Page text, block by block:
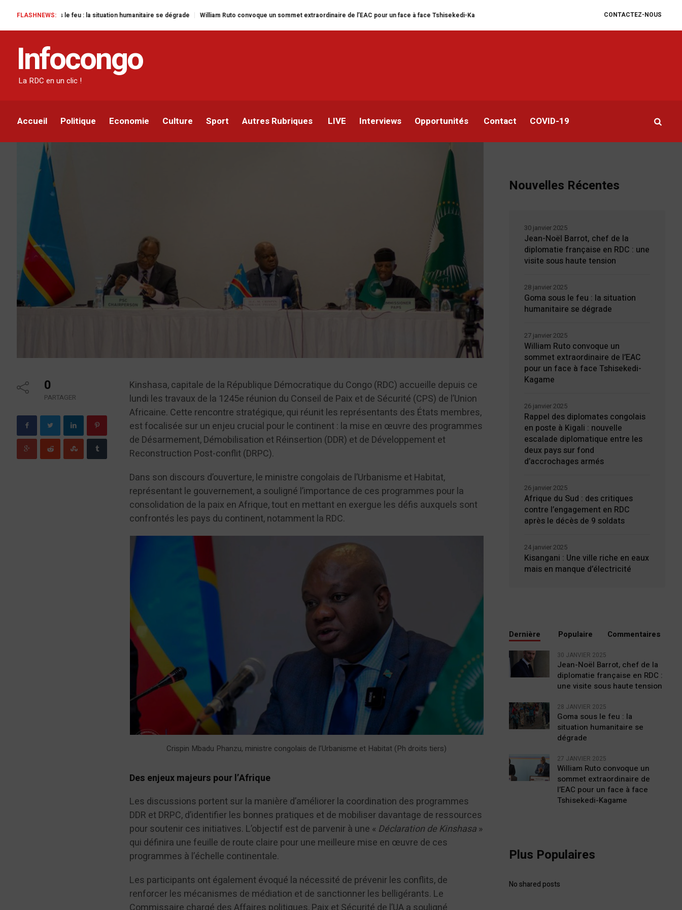
CONTACTEZ-NOUS
FLASHNEWS:
le feu : la situation humanitaire se dégrade William Ruto convoque un sommet extraordinaire de l’EAC pour un face à face Tshisekedi-Kagame Rappel des diplomates congolais en poste à Kigali : nouvelle escalade
Infocongo
La RDC en un clic !
Accueil Politique Economie Culture Sport Autres Rubriques LIVE Interviews Opportunités Contact COVID-19
Kinshasa accueille le CPS de l’UA pour discuter des
défis du DDR et du DRPC en Afrique
0
PARTAGER
Kinshasa, capitale de la République Démocratique du Congo (RDC) accueille depuis ce
lundi les travaux de la 1245e réunion du Conseil de Paix et de Sécurité (CPS) de l’Union
Africaine. Cette rencontre stratégique, qui réunit les représentants des États membres,
est focalisée sur un enjeu crucial pour le continent : la mise en œuvre des programmes
de Désarmement, Démobilisation et Réinsertion (DDR) et de Développement et
Reconstruction Post-conflit (DRPC).
Dans son discours d’ouverture, le ministre congolais de l’Urbanisme et Habitat,
représentant le gouvernement, a souligné l’importance de ces programmes pour la
consolidation de la paix en Afrique, tout en mettant en exergue les défis auxquels sont
confrontés les pays du continent, notamment la RDC.
Crispin Mbadu Phanzu, ministre congolais de l’Urbanisme et Habitat (Ph droits tiers)
Des enjeux majeurs pour l’Afrique
Les discussions portent sur la manière d’améliorer la coordination des programmes
DDR et DRPC, d’identifier les bonnes pratiques et de mobiliser davantage de ressources
pour soutenir ces initiatives. L’objectif est de parvenir à une « Déclaration de Kinshasa»
qui définira une feuille de route claire pour une meilleure mise en œuvre de ces
programmes à l’échelle continentale.
Les participants ont également évoqué la nécessité de prévenir les conflits, de
renforcer les mécanismes de médiation et de sanctionner les belligérants. Le
Nouvelles Récentes
Jean-Noël Barrot, chef de la
diplomatie française en RDC : une
visite sous haute tension
30 janvier 2025
Goma sous le feu : la situation
humanitaire se dégrade
28 janvier 2025
William Ruto convoque un
sommet extraordinaire de l’EAC
pour un face à face Tshisekedi-
Kagame
27 janvier 2025
Rappel des diplomates congolais
en poste à Kigali : nouvelle
escalade diplomatique entre les
deux pays sur fond
d’accrochages armés
26 janvier 2025
Afrique du Sud : des critiques
contre l’engagement en RDC
après le décès de 9 soldats
26 janvier 2025
Kisangani : Une ville riche en eaux
mais en manque d’électricité
24 janvier 2025
Dernière Populaire Commentaires
30 JANVIER 2025
Jean-Noël Barrot, chef de la
diplomatie française en RDC :
une visite sous haute tension
28 JANVIER 2025
Goma sous le feu : la
situation humanitaire se
dégrade
27 JANVIER 2025
William Ruto convoque un
sommet extraordinaire de
l’EAC pour un face à face
Tshisekedi-Kagame
Plus Populaires
No shared posts